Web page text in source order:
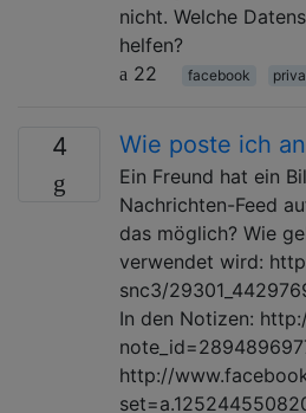
nicht. Welche
helfen?
22
facebook
4 Wie poste ich
Ein Freund hat ein
Nachrichten-Feed
das möglich? Wie
verwendet wird:
snc3/
In den Notizen:
http://